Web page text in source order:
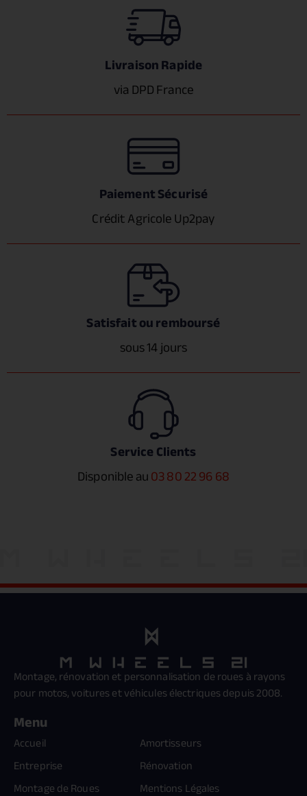
Livraison Rapide
via DPD France
Paiement Sécurisé
Crédit Agricole Up2pay
Satisfait ou remboursé
sous 14 jours
Service Clients
Disponible au03 80 22 96 68
Montage, rénovation et personnalisation de roues à rayons
pour motos, voitures et véhicules électriques depuis 2008.
Menu
Accueil
Entreprise
Montage de Roues
Amortisseurs
Rénovation
Mentions Légales